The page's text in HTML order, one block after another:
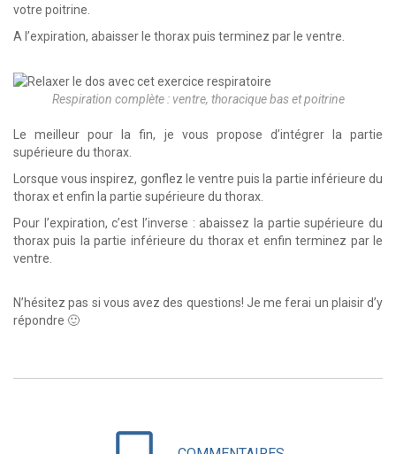
votre poitrine.
A l’expiration, abaisser le thorax puis terminez par le ventre.
Respiration complète : ventre, thoracique bas et poitrine
Le meilleur pour la fin, je vous propose d’intégrer la partie
supérieure du thorax.
Lorsque vous inspirez, gonflez le ventre puis la partie inférieure du
thorax et enfin la partie supérieure du thorax.
Pour l’expiration, c’est l’inverse : abaissez la partie supérieure du
thorax puis la partie inférieure du thorax et enfin terminez par le
ventre.
N’hésitez pas si vous avez des questions! Je me ferai un plaisir d’y
répondre 🙂